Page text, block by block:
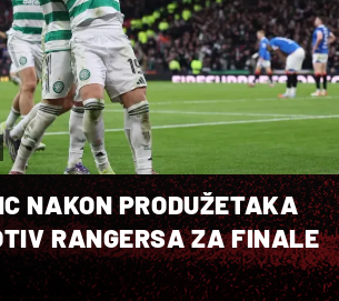
NAKON PRODUŽETAKA
RANGERSA ZA FINALE